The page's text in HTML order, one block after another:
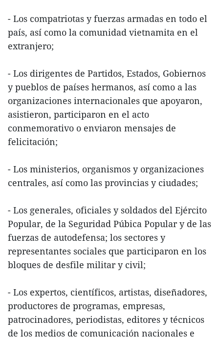
- Los compatriotas y fuerzas armadas en todo el
país, así como la comunidad vietnamita en el
extranjero;
- Los dirigentes de Partidos, Estados, Gobiernos
y pueblos de países hermanos, así como a las
organizaciones internacionales que apoyaron,
asistieron, participaron en el acto
conmemorativo o enviaron mensajes de
felicitación;
- Los ministerios, organismos y organizaciones
centrales, así como las provincias y ciudades;
- Los generales, oficiales y soldados del Ejército
Popular, de la Seguridad Púbica Popular y de las
fuerzas de autodefensa; los sectores y
representantes sociales que participaron en los
bloques de desfile militar y civil;
- Los expertos, científicos, artistas, diseñadores,
productores de programas, empresas,
patrocinadores, periodistas, editores y técnicos
de los medios de comunicación nacionales e